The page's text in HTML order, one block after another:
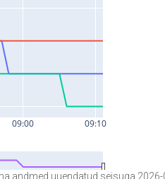
andmed uuendatud seisuga 2026-